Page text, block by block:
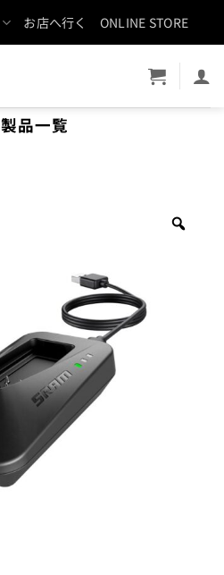
お店へ行く ONLINE STORE
製品一覧